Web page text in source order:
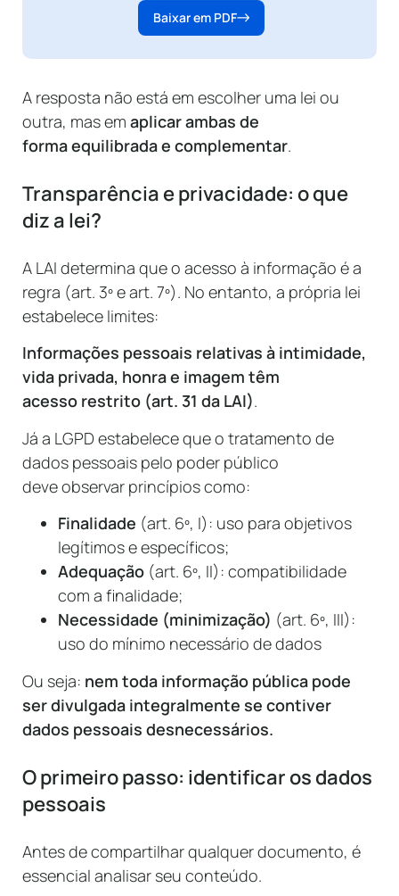
Baixar em PDF
A resposta não está em escolher uma lei ou
outra, mas em aplicar ambas de
forma equilibrada e complementar.
Transparência e privacidade: o que
diz a lei?
A LAI determina que o acesso à informação é a
regra (art. 3º e art. 7º). No entanto, a própria lei
estabelece limites:
Informações pessoais relativas à intimidade,
vida privada, honra e imagem têm
acesso restrito (art. 31 da LAI).
Já a LGPD estabelece que o tratamento de
dados pessoais pelo poder público
deve observar princípios como:
Finalidade (art. 6º, I): uso para objetivos
legítimos e específicos;
Adequação (art. 6º, II): compatibilidade
com a finalidade;
Necessidade (minimização) (art. 6º, III):
uso do mínimo necessário de dados
Ou seja: nem toda informação pública pode
ser divulgada integralmente se contiver
dados pessoais desnecessários.
O primeiro passo: identificar os dados
pessoais
Antes de compartilhar qualquer documento, é
essencial analisar seu conteúdo.